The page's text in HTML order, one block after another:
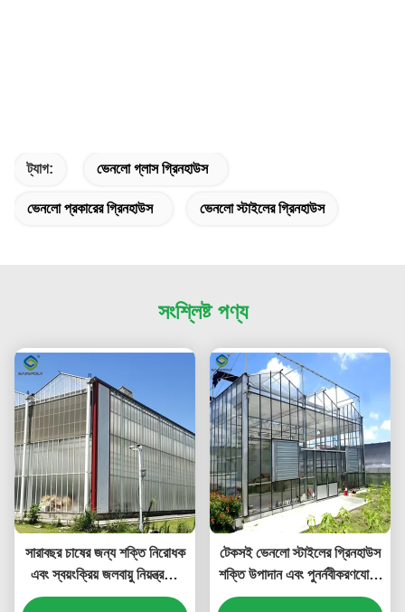
ট্যাগ: ভেনলো গ্লাস গ্রিনহাউস
ভেনলো প্রকারের গ্রিনহাউস ভেনলো স্টাইলের গ্রিনহাউস
সংশ্লিষ্ট পণ্য
সারাবছর চাষের জন্য শক্তি নিরোধক
এবং স্বয়ংক্রিয় জলবায়ু নিয়ন্ত্রণের
বৈশিষ্ট্যযুক্ত বহুমুখী ভেনলো স্টাইলের
টেকসই ভেনলো স্টাইলের গ্রিনহাউস
শক্তি উপাদান এবং পুনর্নবীকরণযোগ্য
শক্তি সিস্টেম ব্যবহার করে সবুজ কৃষি